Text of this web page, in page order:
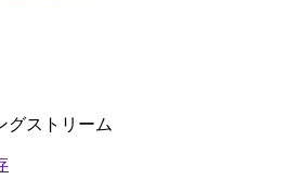
グストリーム